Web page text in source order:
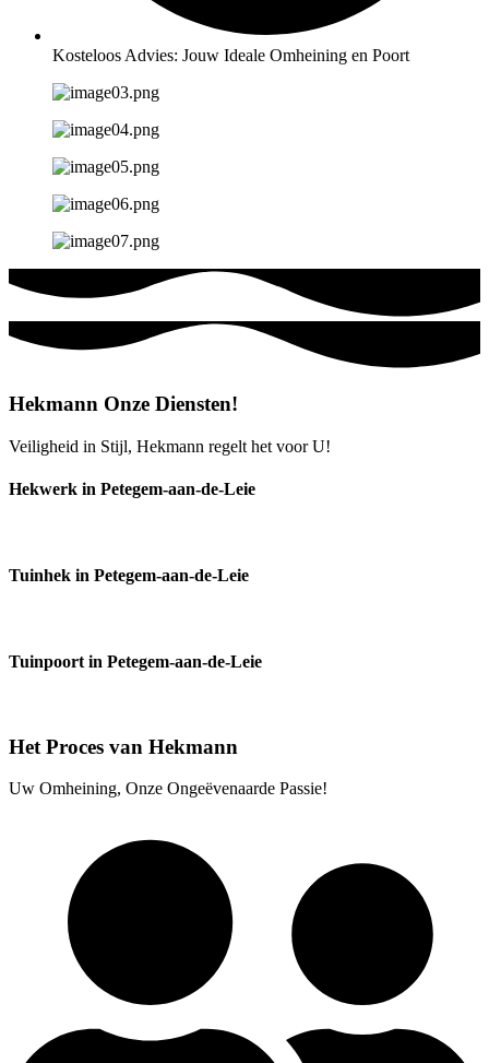
Kosteloos Advies: Jouw Ideale Omheining en Poort
Hekmann Onze Diensten!
Veiligheid in Stijl, Hekmann regelt het voor U!
Hekwerk in Petegem-aan-de-Leie
Tuinhek in Petegem-aan-de-Leie
Tuinpoort in Petegem-aan-de-Leie
Het Proces van Hekmann
Uw Omheining, Onze Ongeëvenaarde Passie!